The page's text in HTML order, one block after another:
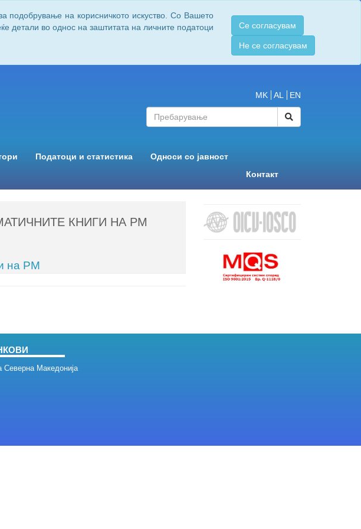
подобрување на корисничкото искуство. Со Вашето
детали во однос на заштитата на личните податоци
Се согласувам
Не се согласувам
MK AL EN
Податоци и статистика
Односи со јавност
Контакт
КНИГИ НА РМ
на РМ
Северна Македонија